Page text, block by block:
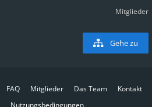
Mitglieder
Gehe zu
FAQ Mitglieder Das Team
Kontakt
Nutzungsbedingungen